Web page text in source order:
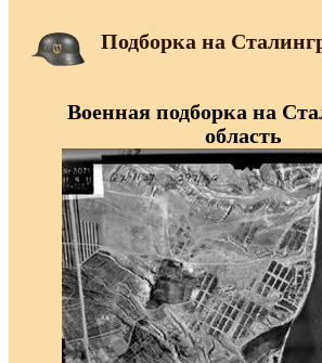
Подборка на
Военная подборка на
область